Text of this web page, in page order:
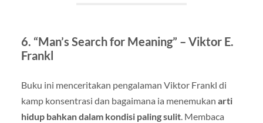
6. “Man’s Search for Meaning” – Viktor E.
Frankl
Buku ini menceritakan pengalaman Viktor Frankl di
kamp konsentrasi dan bagaimana ia menemukan arti
hidup bahkan dalam kondisi paling sulit. Membaca